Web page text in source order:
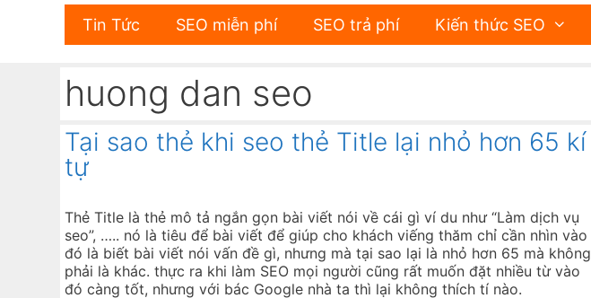
Tin Tức SEO miễn phí SEO trả phí Kiến thức SEO
huong dan seo
Tại sao thẻ khi seo thẻ Title lại nhỏ hơn 65 kí
tự
Thẻ Title là thẻ mô tả ngắn gọn bài viết nói về cái gì ví du như “Làm dịch vụ
seo”, ….. nó là tiêu để bài viết để giúp cho khách viếng thăm chỉ cần nhìn vào
đó là biết bài viết nói vấn đề gì, nhưng mà tại sao lại là nhỏ hơn 65 mà không
phải là khác. thực ra khi làm SEO mọi người cũng rất muốn đặt nhiều từ vào
đó càng tốt, nhưng với bác Google nhà ta thì lại không thích tí nào.